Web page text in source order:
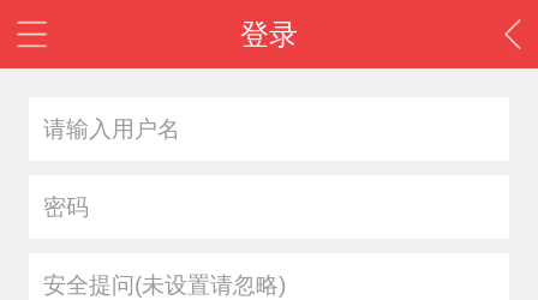
登录
安全提问(未设置请忽略)